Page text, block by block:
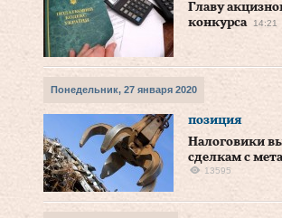
Главу
конкурса
14:21
Понедельник, 27 января 2020
позиция
Налоговики
сделкам с
13595